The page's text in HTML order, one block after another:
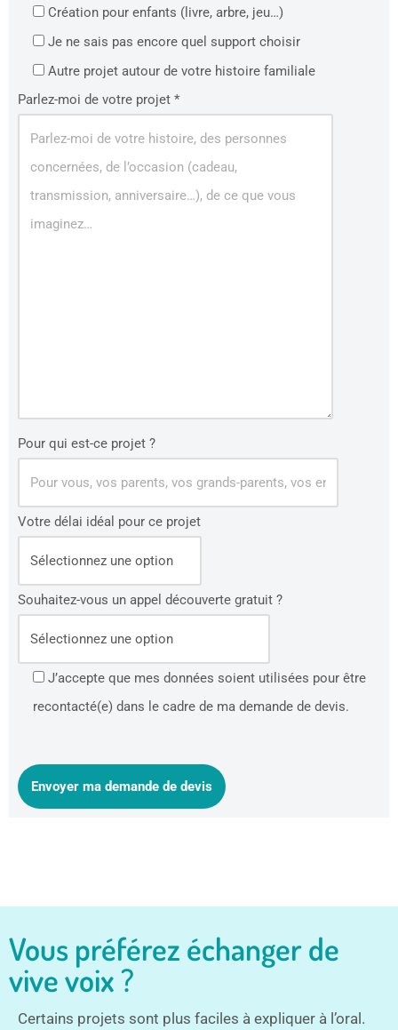
Création pour enfants (livre, arbre, jeu…)
Je ne sais pas encore quel support choisir
Autre projet autour de votre histoire familiale
Parlez-moi de votre projet *
Pour qui est-ce projet ?
Votre délai idéal pour ce projet
Souhaitez-vous un appel découverte gratuit ?
J’accepte que mes données soient utilisées pour être
recontacté(e) dans le cadre de ma demande de devis.
Vous préférez échanger de
vive voix ?
Certains projets sont plus faciles à expliquer à l’oral.